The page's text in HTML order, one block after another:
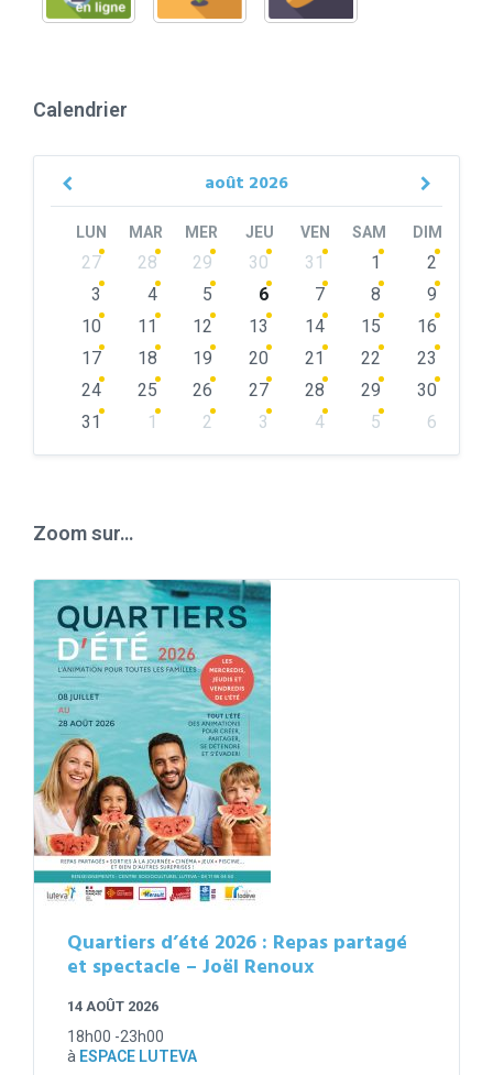
Calendrier
août 2026
Previous
LUN MAR MER JEU VEN SAM DIM
Skip
calendar
27 28 29 30 31 1
2
3
4 5 6 7 8
9
10
11 12 13 14 15
16
17
18 19 20 21 22
23
24
25 26 27 28 29
30
31
1 2 3 4 5
6
Zoom sur…
Quartiers d’été 2026 : Repas partagé
et spectacle – Joël Renoux
14 AOÛT 2026
18h00 -23h00
à ESPACE LUTEVA